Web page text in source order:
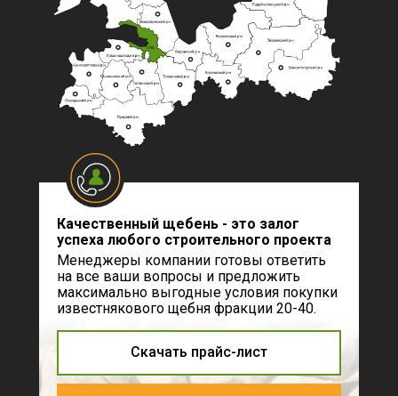
Скачать прайс-лист
Менеджеры компании готовы ответить
на все ваши вопросы и предложить
максимально выгодные условия покупки
известнякового щебня фракции 20-40.
Качественный щебень - это залог
успеха любого строительного проекта